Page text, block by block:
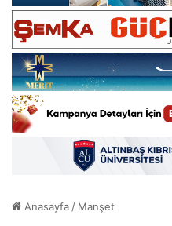
Anasayfa/ Manşet